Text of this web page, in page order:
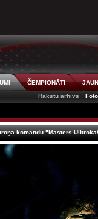
ČEMPIONĀTI
Rakstu arhīvs
komandu "Masters